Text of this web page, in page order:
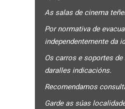
As salas de cinema
Por normativa de
independentemente da
Os carros e soportes
daralles indicacións.
Recomendamos
Garde as súas